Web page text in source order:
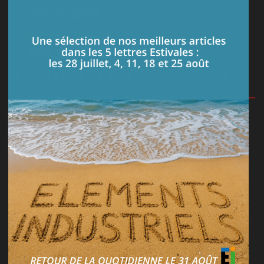
Je m'abonne à la lettre
PARTAGEZ VOS CONNAISSANCES
Posez vos questions techniques sur notre forum ou
répondez aux demandes des utilisateurs.
Je vais sur le forum